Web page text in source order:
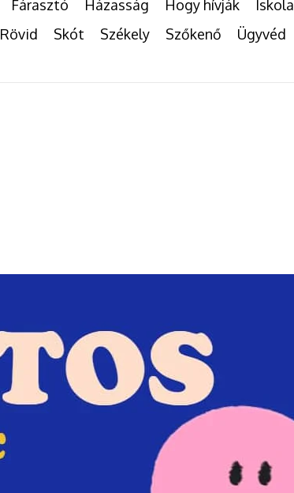
Fárasztó Házasság Hogy hívják Iskola
Rövid Skót Székely Szőkenő Ügyvéd